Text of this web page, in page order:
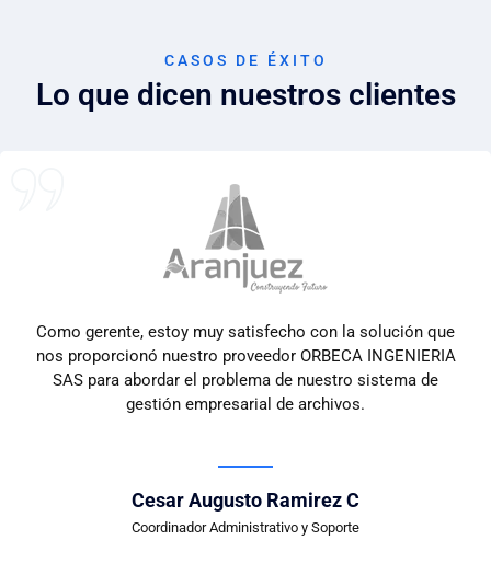
CASOS DE ÉXITO
Lo que dicen nuestros clientes
Como gerente, estoy muy satisfecho con la solución que
nos proporcionó nuestro proveedor ORBECA INGENIERIA
SAS para abordar el problema de nuestro sistema de
gestión empresarial de archivos.
Cesar Augusto Ramirez C
Coordinador Administrativo y Soporte